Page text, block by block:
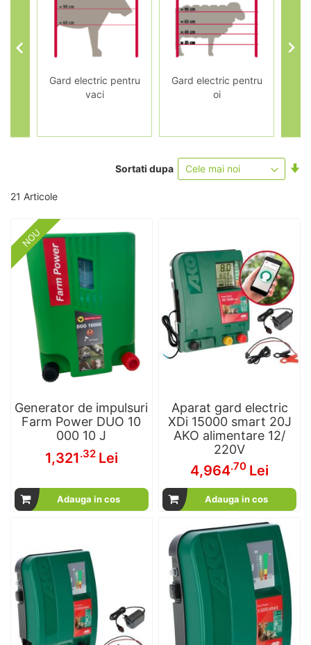
Gard electric pentru
vaci
Gard electric pentru
oi
21 Articole
Sortati dupa
NOU
Generator de impulsuri
Farm Power DUO 10
000 10 J
1,321.32 Lei
Adauga in cos
Aparat gard electric
XDi 15000 smart 20J
AKO alimentare 12/
220V
4,964.70 Lei
Adauga in cos